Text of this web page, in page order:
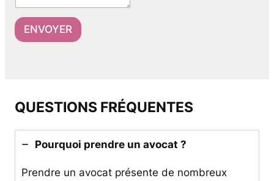
ENVOYER
QUESTIONS FRÉQUENTES
Pourquoi prendre un avocat ?
Prendre un avocat présente de nombreux